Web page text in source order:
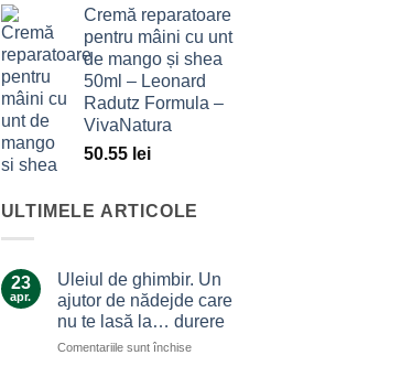
Cremă reparatoare
pentru mâini cu unt
de mango și shea
50ml – Leonard
Radutz Formula –
VivaNatura
50.55 lei
ULTIMELE ARTICOLE
23
apr.
Uleiul de ghimbir. Un
ajutor de nădejde care
nu te lasă la… durere
Comentariile sunt închisepentru